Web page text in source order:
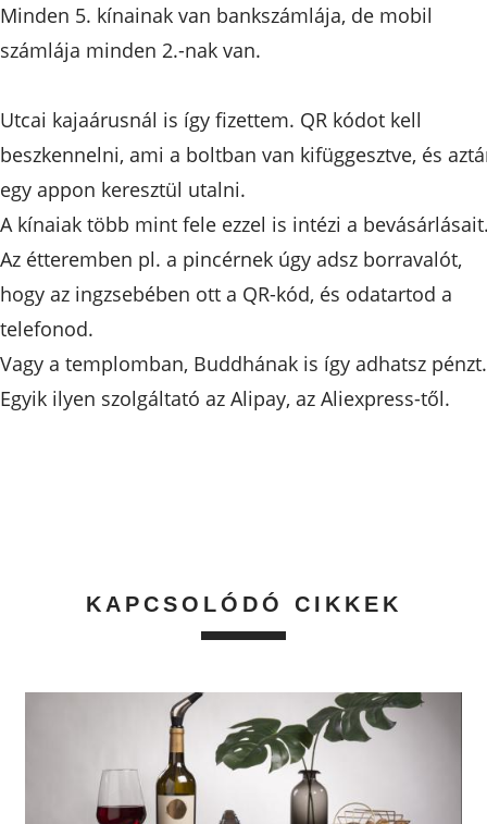
Minden 5. kínainak van bankszámlája, de mobil
számlája minden 2.-nak van.
Utcai kajaárusnál is így fizettem. QR kódot kell
beszkennelni, ami a boltban van kifüggesztve, és
egy appon keresztül utalni.
A kínaiak több mint fele ezzel is intézi a
Az étteremben pl. a pincérnek úgy adsz borravalót,
hogy az ingzsebében ott a QR-kód, és odatartod a
telefonod.
Vagy a templomban, Buddhának is így adhatsz pénzt.
Egyik ilyen szolgáltató az Alipay, az Aliexpress-től.
KAPCSOLÓDÓ CIKKEK